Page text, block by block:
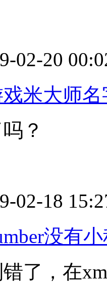
02-20
米大师
？
02-18
没有
了，在